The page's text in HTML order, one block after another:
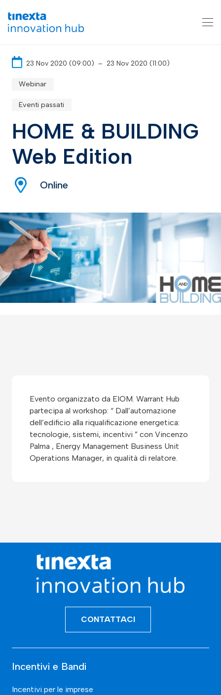
23 Nov 2020 (09:00) – 23 Nov 2020 (11:00)
Webinar
Eventi passati
HOME & BUILDING
Web Edition
Online
Evento organizzato da EIOM. Warrant Hub
partecipa al workshop: “ Dall’automazione
dell’edificio alla riqualificazione energetica:
tecnologie, sistemi, incentivi ” con Vincenzo
Palma , Energy Management Business Unit
Operations Manager, in qualità di relatore.
CONTATTACI
Incentivi e Bandi
Incentivi per le imprese